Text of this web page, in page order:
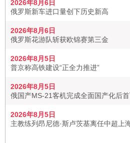
2026年8月6日
俄罗斯新车进口量创下历史新高
2026年8月6日
俄罗斯花游队斩获欧锦赛第三金
2026年8月5日
普京称高铁建设“正全力推进”
2026年8月5日
俄国产MS-21客机完成全面国产化后
2026年8月5日
主教练列昂尼德·斯卢茨基离任中超上